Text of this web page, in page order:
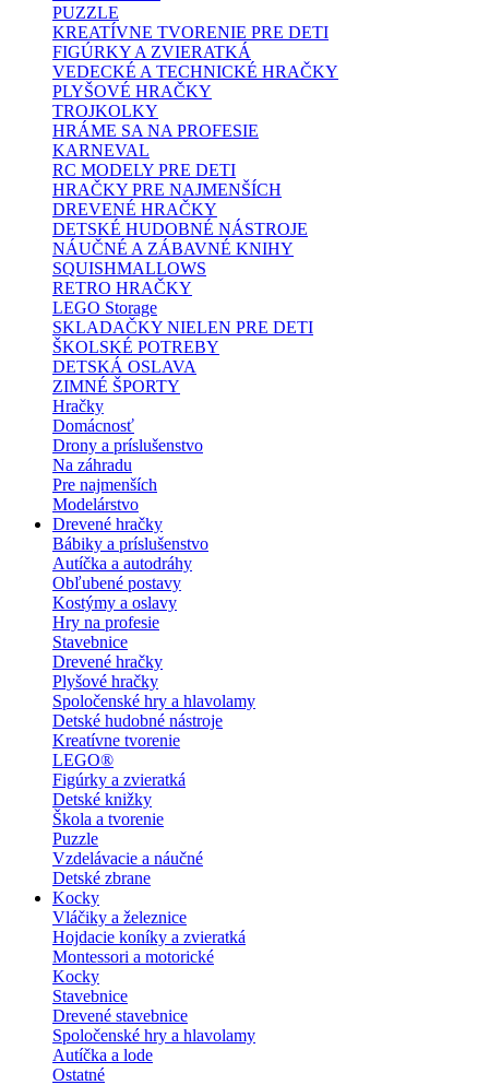
PUZZLE
KREATÍVNE TVORENIE PRE DETI
FIGÚRKY A ZVIERATKÁ
VEDECKÉ A TECHNICKÉ HRAČKY
PLYŠOVÉ HRAČKY
TROJKOLKY
HRÁME SA NA PROFESIE
KARNEVAL
RC MODELY PRE DETI
HRAČKY PRE NAJMENŠÍCH
DREVENÉ HRAČKY
DETSKÉ HUDOBNÉ NÁSTROJE
NÁUČNÉ A ZÁBAVNÉ KNIHY
SQUISHMALLOWS
RETRO HRAČKY
LEGO Storage
SKLADAČKY NIELEN PRE DETI
ŠKOLSKÉ POTREBY
DETSKÁ OSLAVA
ZIMNÉ ŠPORTY
Hračky
Domácnosť
Drony a príslušenstvo
Na záhradu
Pre najmenších
Modelárstvo
Drevené hračky
Bábiky a príslušenstvo
Autíčka a autodráhy
Obľubené postavy
Kostýmy a oslavy
Hry na profesie
Stavebnice
Drevené hračky
Plyšové hračky
Spoločenské hry a hlavolamy
Detské hudobné nástroje
Kreatívne tvorenie
LEGO®
Figúrky a zvieratká
Detské knižky
Škola a tvorenie
Puzzle
Vzdelávacie a náučné
Detské zbrane
Kocky
Vláčiky a železnice
Hojdacie koníky a zvieratká
Montessori a motorické
Kocky
Stavebnice
Drevené stavebnice
Spoločenské hry a hlavolamy
Autíčka a lode
Ostatné